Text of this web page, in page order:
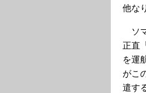
他な
ソ
正直
を運
がこ
遣す